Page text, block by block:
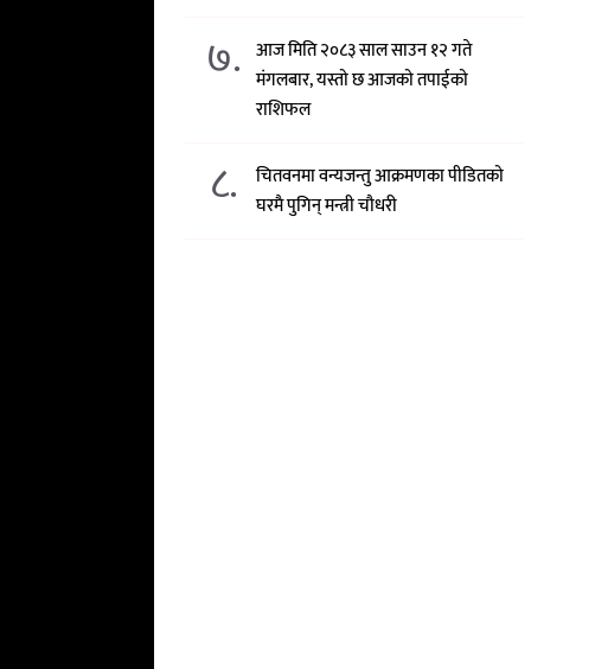
७. आज मिति २०८३ साल साउन १२ गते
मंगलबार, यस्तो छ आजको तपाईको
राशिफल
८.
चितवनमा वन्यजन्तु आक्रमणका पीडितको
घरमै पुगिन् मन्त्री चौधरी